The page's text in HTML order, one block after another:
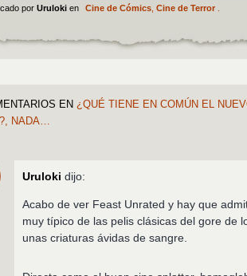
por Uruloki en Cine de Cómics, Cine de Terror.
EN ¿QUÉ TIENE EN COMÚN EL
NADA…
Uruloki dijo:
Acabo de ver Feast Unrated y hay que
muy típico de las pelis clásicas del gore de
unas criaturas ávidas de sangre.